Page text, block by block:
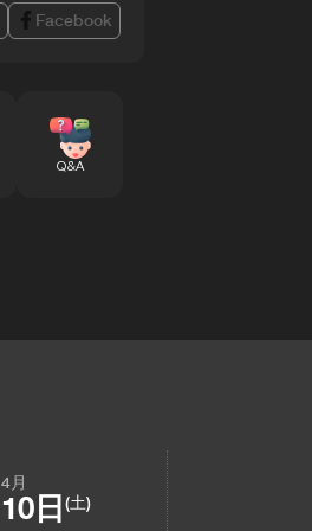
Facebook
Q&A
4月
10日 (土)